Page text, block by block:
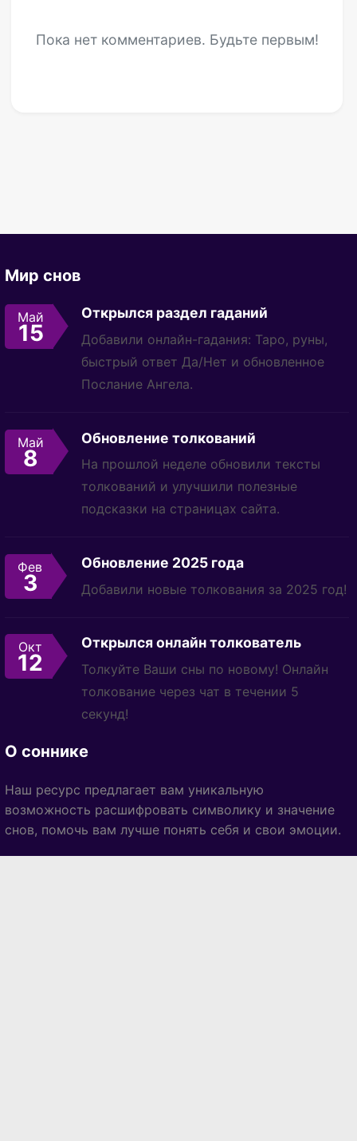
Пока нет комментариев. Будьте первым!
Мир снов
Май
15
Открылся раздел гаданий
Добавили онлайн-гадания: Таро, руны,
быстрый ответ Да/Нет и обновленное
Послание Ангела.
Май
8
Обновление толкований
На прошлой неделе обновили тексты
толкований и улучшили полезные
подсказки на страницах сайта.
Фев
3
Обновление 2025 года
Добавили новые толкования за 2025 год!
Окт
12
Открылся онлайн толкователь
Толкуйте Ваши сны по новому! Онлайн
толкование через чат в течении 5
секунд!
О соннике
Наш ресурс предлагает вам уникальную
возможность расшифровать символику и значение
снов, помочь вам лучше понять себя и свои эмоции.